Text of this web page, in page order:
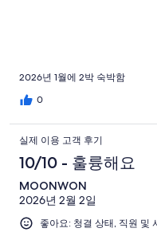
2026년 1월에 2박 숙박함
0
실제 이용 고객 후기
10/10 - 훌륭해요
MOONWON
2026년 2월 2일
좋아요: 청결 상태, 직원 및